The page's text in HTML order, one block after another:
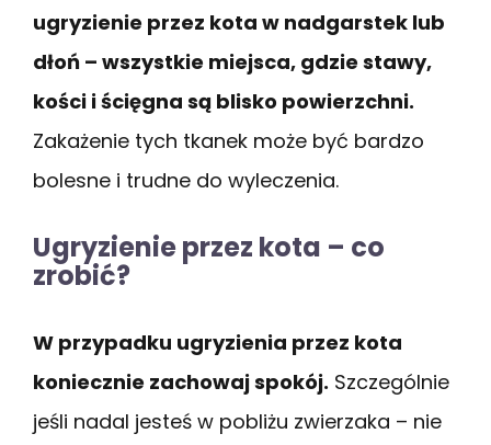
ugryzienie przez kota w nadgarstek lub
dłoń – wszystkie miejsca, gdzie stawy,
kości i ścięgna są blisko powierzchni.
Zakażenie tych tkanek może być bardzo
bolesne i trudne do wyleczenia.
Ugryzienie przez kota – co
zrobić?
W przypadku ugryzienia przez kota
koniecznie zachowaj spokój. Szczególnie
jeśli nadal jesteś w pobliżu zwierzaka – nie